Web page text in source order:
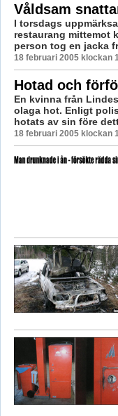
Våldsam
I torsdags
restaurang mittemot
person tog en jacka
18 februari 2005 klockan
Hotad och
En kvinna från
olaga hot. Enligt
hotats av sin före
18 februari 2005 klockan